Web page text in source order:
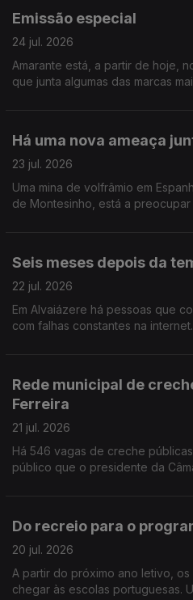
Emissão especial
24 jul. 2026
Amarante está, a partir de hoje,
que junta algumas das marcas
Há uma nova ameaça
23 jul. 2026
Uma mina de volfrâmio em
de Montesinho, está a preocupar
Seis meses depois da
22 jul. 2026
Em Alvaiázere há pessoas que
com falhas constantes na
Rede municipal de
Ferreira
21 jul. 2026
Há 546 vagas de creche
público que o presidente da
Do recreio para o
20 jul. 2026
A partir do próximo ano letivo,
chegar às escolas portuguesas.